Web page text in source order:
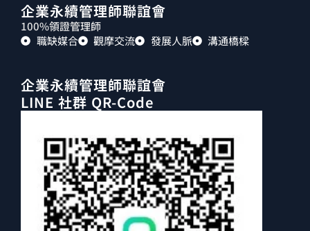
企業永續管理師聯誼會
100%領證管理師
職缺媒合
觀摩交流 發展人脈 溝通橋樑
企業永續管理師聯誼會
LINE 社群 QR-Code